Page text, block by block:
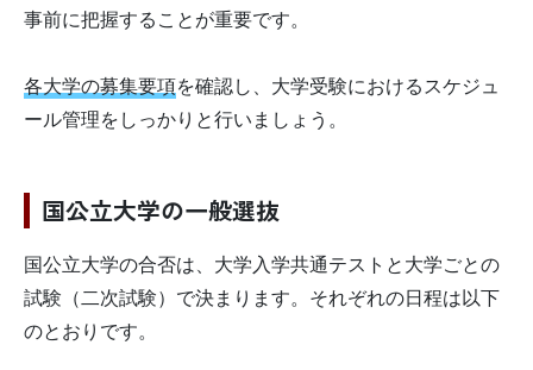
事前に把握することが重要です。
各大学の募集要項を確認し、大学受験におけるスケジュ
ール管理をしっかりと行いましょう。
国公立大学の一般選抜
国公立大学の合否は、大学入学共通テストと大学ごとの
試験（二次試験）で決まります。それぞれの日程は以下
のとおりです。